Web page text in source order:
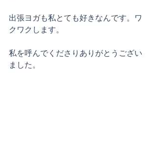
出張ヨガも私とても好きなんです。ワ
クワクします。
私を呼んでくださりありがとうござい
ました。